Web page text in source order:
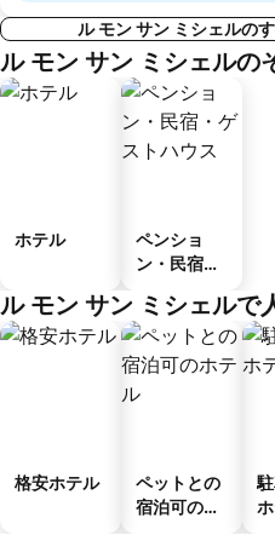
ル モン サン ミシェルの
ル モン サン ミシェルの
ホテル
ペンショ
ン・民宿・
ス
ル モン サン ミシェルで
格安ホテル
ペットとの
宿泊可のホ